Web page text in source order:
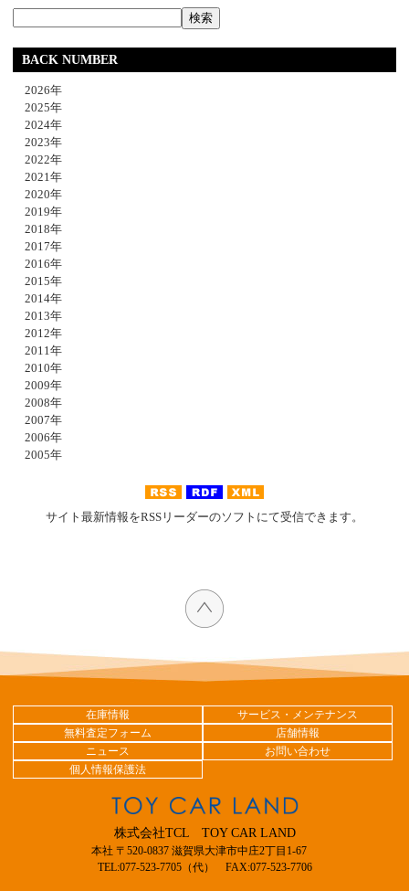
BACK NUMBER
2026年
2025年
2024年
2023年
2022年
2021年
2020年
2019年
2018年
2017年
2016年
2015年
2014年
2013年
2012年
2011年
2010年
2009年
2008年
2007年
2006年
2005年
サイト最新情報をRSSリーダーのソフトにて受信できます。
在庫情報
サービス・メンテナンス
無料査定フォーム
店舗情報
ニュース
お問い合わせ
個人情報保護法
株式会社TCL TOY CAR LAND
本社 〒520-0837 滋賀県大津市中庄2丁目1-67
TEL:077-523-7705（代） FAX:077-523-7706